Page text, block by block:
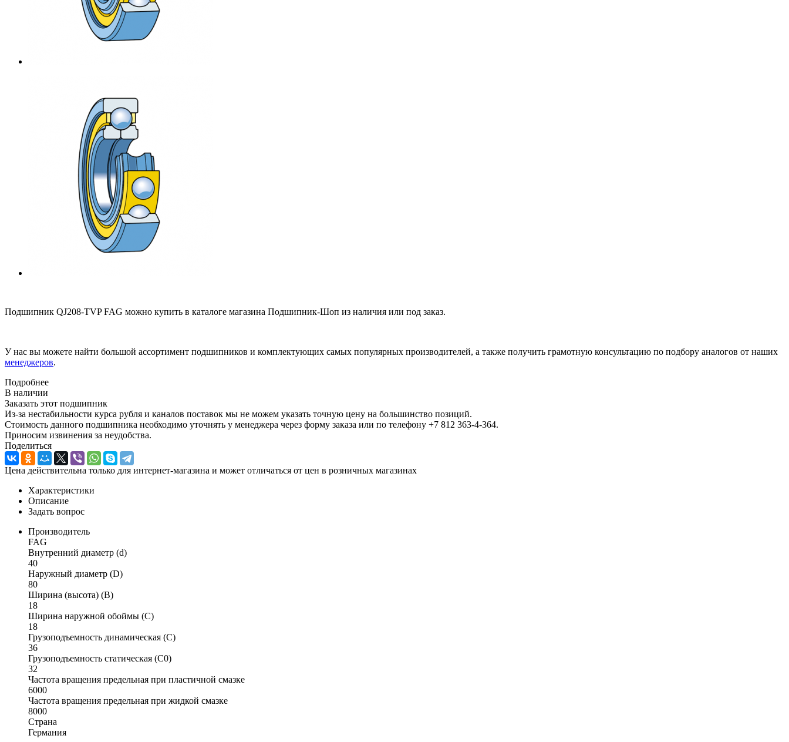
Подшипник QJ208-TVP FAG можно купить в каталоге магазина Подшипник-Шоп из наличия или под заказ.
У нас вы можете найти большой ассортимент подшипников и комплектующих самых популярных производителей, а также получить грамотную консультацию по подбору аналогов от наших
менеджеров.
Подробнее
В наличии
Заказать этот подшипник
Из-за нестабильности курса рубля и каналов поставок мы не можем указать точную цену на большинство позиций.
Стоимость данного подшипника необходимо уточнять у менеджера через форму заказа или по телефону +7 812 363-4-364.
Приносим извинения за неудобства.
Поделиться
Цена действительна только для интернет-магазина и может отличаться от цен в розничных магазинах
Характеристики
Описание
Задать вопрос
Производитель
FAG
Внутренний диаметр (d)
40
Наружный диаметр (D)
80
Ширина (высота) (B)
18
Ширина наружной обоймы (C)
18
Грузоподъемность динамическая (C)
36
Грузоподъемность статическая (C0)
32
Частота вращения предельная при пластичной смазке
6000
Частота вращения предельная при жидкой смазке
8000
Страна
Германия